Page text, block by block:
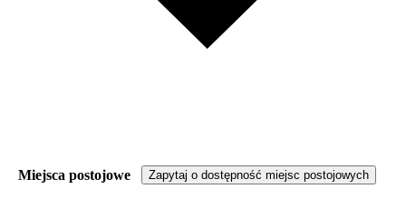
Miejsca postojowe Zapytaj o dostępność miejsc postojowych